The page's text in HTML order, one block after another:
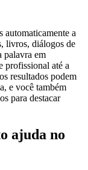
automaticamente a
livros, diálogos de
palavra em
profissional até a
resultados podem
e você também
para destacar
ajuda no